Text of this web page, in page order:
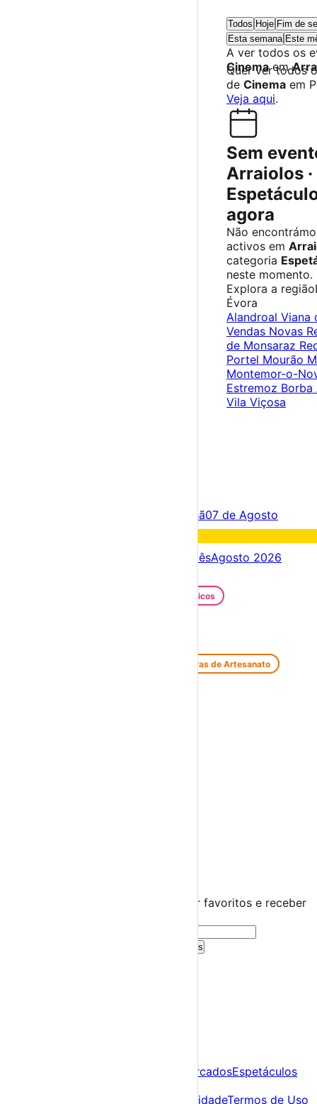
Todos Hoje Fim de
Esta semana Este
A ver todos os
Cinemaem
Quer ver todos
de Cinema em
Veja aqui.
Sem
Arraiolos ·
agora
Não
activos em
categoria
neste momento.
Explora a região
Évora
Alandroal Viana
Vendas Novas
de Monsaraz
Portel Mourão
Montemor-o-
Estremoz Borba
Vila Viçosa
Amanhã07 de Agosto
Este mêsAgosto 2026
Festivais Gastronómicos
Feiras de Artesanato
Cria uma conta gratuita para guardar favoritos e receber
Criar Conta Grátis
Feiras e MercadosEspetáculos
Política de PrivacidadeTermos de Uso